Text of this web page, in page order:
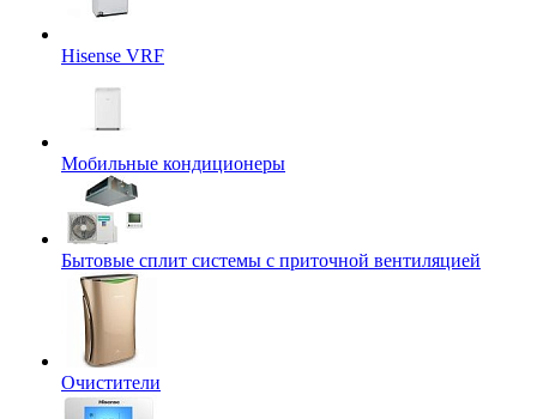
Hisense VRF
Мобильные кондиционеры
Бытовые сплит системы с приточной вентиляцией
Очистители